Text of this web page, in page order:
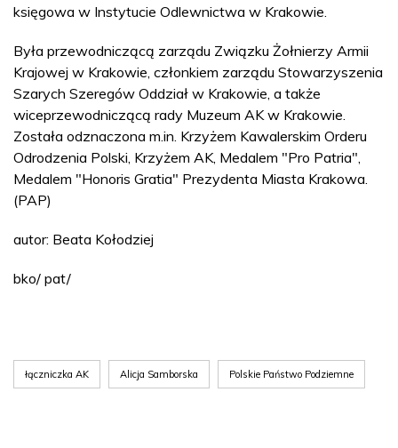
księgowa w Instytucie Odlewnictwa w Krakowie.
Była przewodniczącą zarządu Związku Żołnierzy Armii
Krajowej w Krakowie, członkiem zarządu Stowarzyszenia
Szarych Szeregów Oddział w Krakowie, a także
wiceprzewodniczącą rady Muzeum AK w Krakowie.
Została odznaczona m.in. Krzyżem Kawalerskim Orderu
Odrodzenia Polski, Krzyżem AK, Medalem "Pro Patria",
Medalem "Honoris Gratia" Prezydenta Miasta Krakowa.
(PAP)
autor: Beata Kołodziej
bko/ pat/
łączniczka AK Alicja Samborska Polskie Państwo Podziemne